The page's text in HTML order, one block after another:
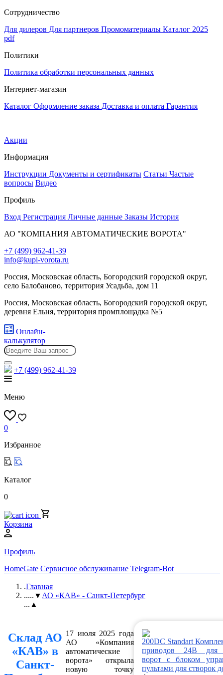
Сотрудничество
Для дилеров Для партнеров Промоматериалы Каталог 2025
pdf
Политики
Политика обработки персональных данных
Интернет-магазин
Каталог Оформление заказа Доставка и оплата Гарантия
Акции
Информация
Инструкции Документы и сертификаты Статьи Частые
вопросы Видео
Профиль
Вход Регистрация Личные данные Заказы История
АО "КОМПАНИЯ АВТОМАТИЧЕСКИЕ ВОРОТА"
+7 (499) 962-41-39
info@kupi-vorota.ru
Россия, Московская область, Богородский городской округ,
село Балобаново, территория Усадьба, дом 11
Россия, Московская область, Богородский городской округ,
деревня Ельня, территория промплощадка №5
Онлайн-
калькулятор
+7 (499) 962-41-39
Меню
0
Избранное
Каталог
0
Корзина
Профиль
HomeGate Сервисное обслуживание Telegram-Bot
.Главная
.....▼ АО «КАВ» - Санкт-Петербург
...▲
Склад АО
«КАВ» в
Санкт-
17 июля 2025 года
АО «Компания
автоматические
ворота» открыла
новую точку
200DC Standart
приводов 24В для
ворот с блоком
пультами для створок